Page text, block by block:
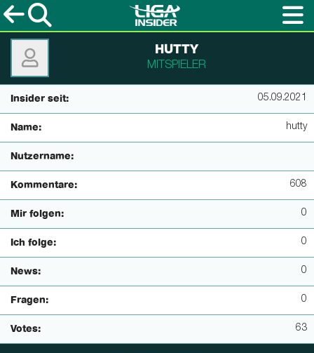
HUTTY
MITSPIELER
Insider seit: 05.09.2021
Name: hutty
Nutzername:
Kommentare: 608
Mir folgen: 0
Ich folge: 0
News: 0
Fragen: 0
Votes: 63